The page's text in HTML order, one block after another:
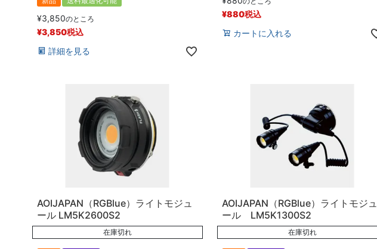
¥3,850のところ
¥3,850税込
詳細を見る
¥880税込
カートに入れる
AOIJAPAN（RGBlue）ライトモジュ
ール LM5K2600S2
在庫切れ
AOIJAPAN（RGBlue）ライトモジュ
ール LM5K1300S2
在庫切れ